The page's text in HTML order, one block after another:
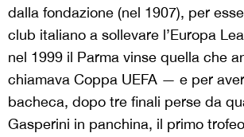
dalla fondazione (nel 1907), per
club italiano a sollevare l’Europa
nel 1999 il Parma vinse quella che
chiamava Coppa UEFA — e per
bacheca, dopo tre finali perse da
Gasperini in panchina, il primo